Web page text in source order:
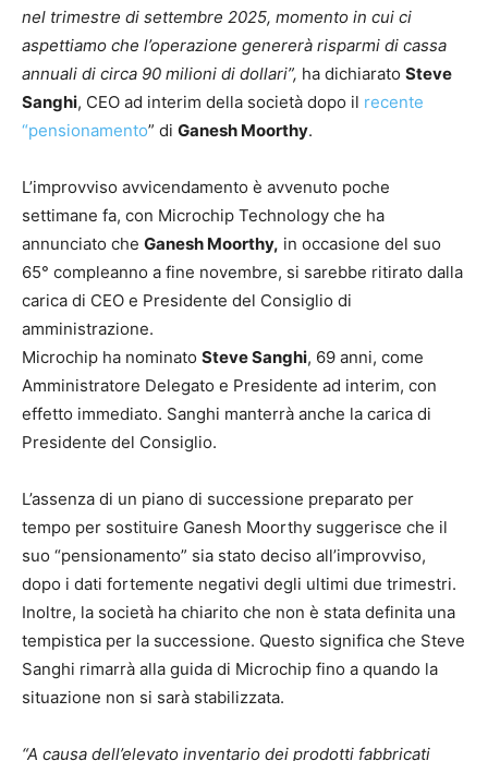
nel trimestre di settembre 2025, momento in cui ci
aspettiamo che l’operazione genererà risparmi di cassa
annuali di circa 90 milioni di dollari”, ha dichiarato Steve
Sanghi, CEO ad interim della società dopo il recente
“pensionamento” di Ganesh Moorthy.
L’improvviso avvicendamento è avvenuto poche
settimane fa, con Microchip Technology che ha
annunciato che Ganesh Moorthy, in occasione del suo
65° compleanno a fine novembre, si sarebbe ritirato dalla
carica di CEO e Presidente del Consiglio di
amministrazione.
Microchip ha nominato Steve Sanghi, 69 anni, come
Amministratore Delegato e Presidente ad interim, con
effetto immediato. Sanghi manterrà anche la carica di
Presidente del Consiglio.
L’assenza di un piano di successione preparato per
tempo per sostituire Ganesh Moorthy suggerisce che il
suo “pensionamento” sia stato deciso all’improvviso,
dopo i dati fortemente negativi degli ultimi due trimestri.
Inoltre, la società ha chiarito che non è stata definita una
tempistica per la successione. Questo significa che Steve
Sanghi rimarrà alla guida di Microchip fino a quando la
situazione non si sarà stabilizzata.
“A causa dell’elevato inventario dei prodotti fabbricati